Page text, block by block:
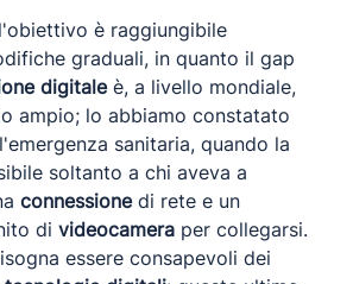
è raggiungibile
graduali, in quanto il gap
digitaleè, a livello mondiale,
ampio; lo abbiamo constatato
sanitaria, quando la
soltanto a chi aveva a
connessionedi rete e un
di videocamera per collegarsi.
essere consapevoli dei